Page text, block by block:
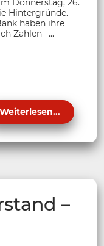
Donnerstag, 26.
Hintergründe.
haben ihre
Zahlen –...
Weiterlesen...
–